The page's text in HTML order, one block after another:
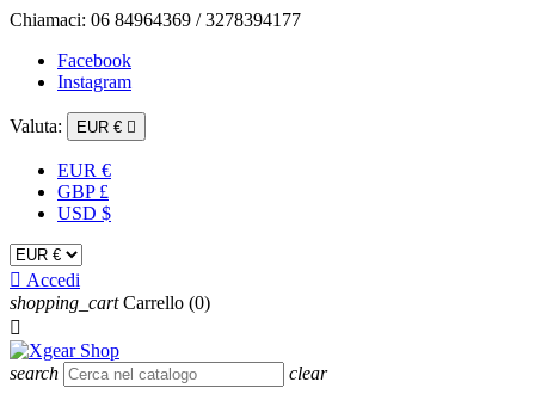
Chiamaci: 06 84964369 / 3278394177
Facebook
Instagram
Valuta: EUR € 
EUR €
GBP £
USD $
 Accedi
shopping_cart Carrello (0)

search clear